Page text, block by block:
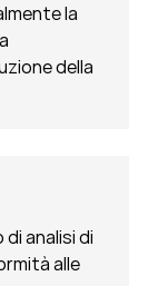
la
della
analisi di
alle